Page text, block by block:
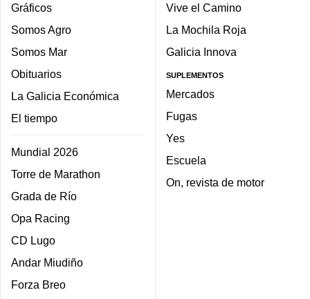
Gráficos
Somos Agro
Somos Mar
Obituarios
La Galicia Económica
El tiempo
Mundial 2026
Torre de Marathon
Grada de Río
Opa Racing
CD Lugo
Andar Miudiño
Forza Breo
Vive el Camino
La Mochila Roja
Galicia Innova
SUPLEMENTOS
Mercados
Fugas
Yes
Escuela
On, revista de motor